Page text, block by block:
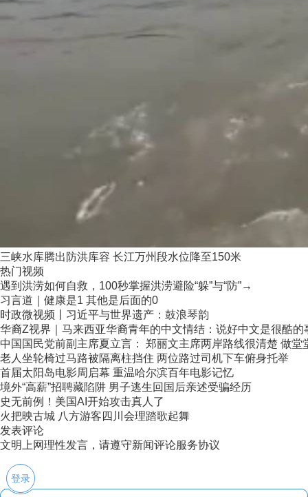
三峡水库腾出防洪库容 长江万州段水位降至150米
热门视频
遇到洪涝如何自救，100秒掌握洪涝避险“躲”与“防”→
习言道｜健康是1 其他是后面的0
时政微视频丨习近平与世界遗产：鼓浪琴韵
华裔Z视界｜马来西亚华裔青年的中文情结：说好中文是很酷的
中国国民党前副主席夏立言： 郑丽文主席两岸路线很清楚 做堂
老人坐轮椅过马路被隔离柱挡住 两位路过司机下车俯身托举
首届太阳岛电影周启幕 重温哈尔滨百年电影记忆
境外“高薪”招聘藏陷阱 男子逃生回国后亲述受骗经历
史无前例！美国AI开始攻击真人了
火把映古城 八方游客四川会理踏歌起舞
发表评论
文明上网理性发言，请遵守新闻评论服务协议
登录